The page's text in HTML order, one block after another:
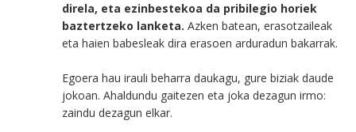
direla, eta ezinbestekoa da pribilegio horiek
baztertzeko lanketa. Azken batean, erasotzaileak
eta haien babesleak dira erasoen arduradun bakarrak.
Egoera hau irauli beharra daukagu, gure biziak daude
jokoan. Ahaldundu gaitezen eta joka dezagun irmo:
zaindu dezagun elkar.